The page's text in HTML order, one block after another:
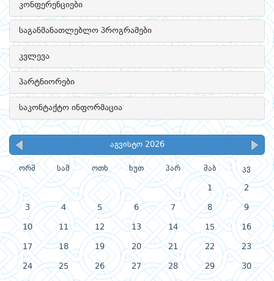
კონფერენციები
საგანმანათლებლო პროგრამები
კვლევა
პარტნიორები
საკონტაქტო ინფორმაცია
აგვისტო 2026
ორშ სამ ოთხ ხუთ პარ შაბ კვ
1 2
3 4 5 6 7 8 9
10 11 12 13 14 15 16
17 18 19 20 21 22 23
24 25 26 27 28 29 30